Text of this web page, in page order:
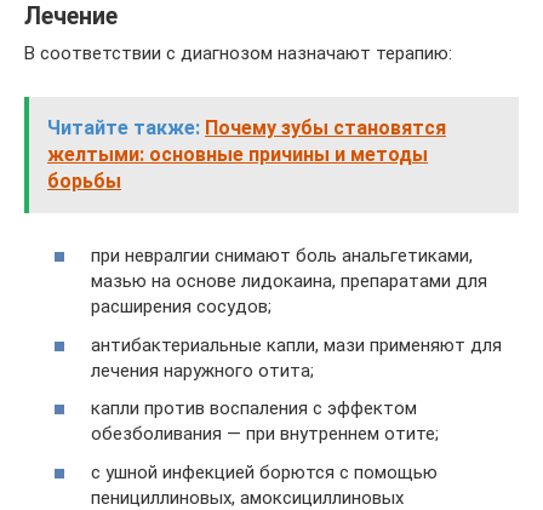
Лечение
В соответствии с диагнозом назначают терапию:
Читайте также: Почему зубы становятся
желтыми: основные причины и методы
борьбы
при невралгии снимают боль анальгетиками,
мазью на основе лидокаина, препаратами для
расширения сосудов;
антибактериальные капли, мази применяют для
лечения наружного отита;
капли против воспаления с эффектом
обезболивания — при внутреннем отите;
с ушной инфекцией борются с помощью
пенициллиновых, амоксициллиновых